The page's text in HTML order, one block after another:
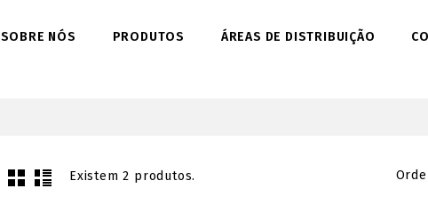
SOBRE NÓS PRODUTOS ÁREAS DE DISTRIBUIÇÃO
Existem 2 produtos.